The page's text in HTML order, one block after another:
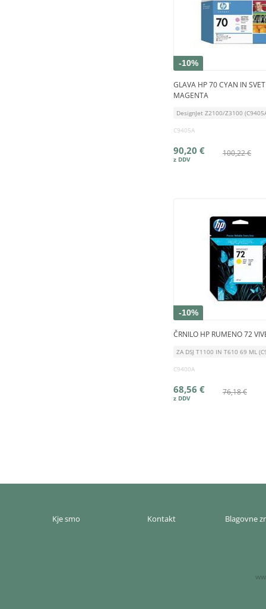
-10%
GLAVA HP 70 CYAN IN
MAGENTA
DesignJet Z2100/Z3100
C9405A
100,22 €
90,20 €
-10%
ČRNILO HP RUMENO 72
ZA DSJ T1100 IN T610 69 ML
C9400A
76,18 €
68,56 €
Kje smo Kontakt Blagovne